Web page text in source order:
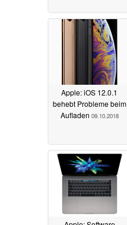
Apple: iOS 12.0.1
behebt Probleme beim
Aufladen 09.10.2018